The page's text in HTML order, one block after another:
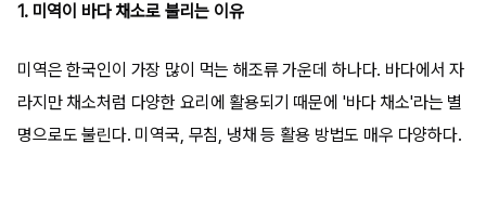
1. 미역이 바다 채소로 불리는 이유
미역은 한국인이 가장 많이 먹는 해조류 가운데 하나다. 바다에서 자
라지만 채소처럼 다양한 요리에 활용되기 때문에 '바다 채소'라는 별
명으로도 불린다. 미역국, 무침, 냉채 등 활용 방법도 매우 다양하다.